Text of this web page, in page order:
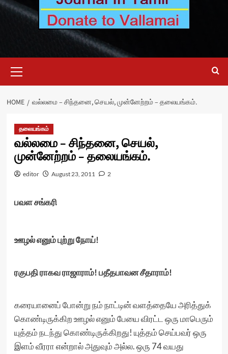
Menu
HOME வல்லமை – சிந்தனை, செயல், முன்னேற்றம் – தலையங்கம்.
தலையங்கம்
வல்லமை – சிந்தனை, செயல்,
முன்னேற்றம் – தலையங்கம்.
editor August 23, 2011 2
பவள சங்கரி
ஊழல் எனும் புற்று நோய்!
ரகுபதி ராகவ ராஜாராம்! பதீதபாவன சீதாராம்!
கரையானைப் போன்று நம் நாட்டின் வளத்தையே அரித்துக்
கொண்டிருக்கிற ஊழல் எனும் பேயை விரட்ட ஒரு மாபெரும்
யுத்தம் நடந்து கொண்டிருக்கிறது! யுத்தம் செய்பவர் ஒரு
இளம் வீரரா என்றால் அதுவும் அல்ல. ஒரு 74 வயது